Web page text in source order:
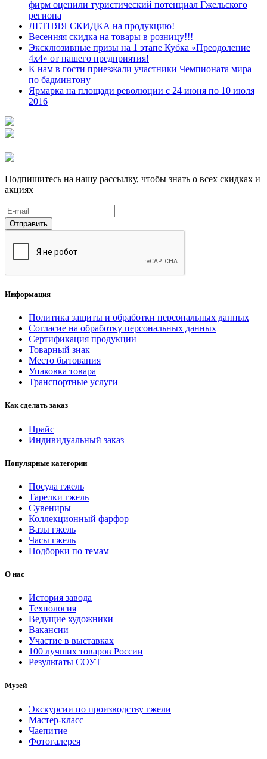
фирм оценили туристический потенциал Гжельского
региона
ЛЕТНЯЯ СКИДКА на продукцию!
Весенняя скидка на товары в розницу!!!
Эксклюзивные призы на 1 этапе Кубка «Преодоление
4х4» от нашего предприятия!
К нам в гости приезжали участники Чемпионата мира
по бадминтону
Ярмарка на площади революции с 24 июня по 10 июля
2016
Подпишитесь на нашу рассылку, чтобы знать о всех скидках и
акциях
Отправить
Информация
Политика защиты и обработки персональных данных
Согласие на обработку персональных данных
Сертификация продукции
Товарный знак
Место бытования
Упаковка товара
Транспортные услуги
Как сделать заказ
Прайс
Индивидуальный заказ
Популярные категории
Посуда гжель
Тарелки гжель
Сувениры
Коллекционный фарфор
Вазы гжель
Часы гжель
Подборки по темам
О нас
История завода
Технология
Ведущие художники
Вакансии
Участие в выставках
100 лучших товаров России
Результаты СОУТ
Музей
Экскурсии по производству гжели
Мастер-класс
Чаепитие
Фотогалерея